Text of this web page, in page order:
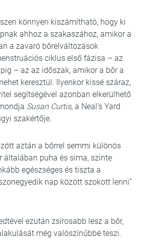
könnyen kiszámítható, hogy ki
ahhoz a szakaszához, amikor a
a zavaró bőrelváltozások
ciklus első fázisa – az
– az az időszak, amikor a bőr a
keresztül. Ilyenkor kissé száraz,
segítségével azonban elkerülhető
Susan Curtis, a Neal’s Yard
szakértője.
aztán a bőrrel semmi különös
általában puha és sima, szinte
egészséges és tiszta a
nap között szokott lenni”
ezután zsírosabb lesz a bőr,
még valószínűbbé teszi.